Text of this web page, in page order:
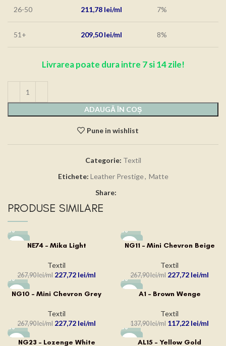
26-50 211,78 lei 7%
51+ 209,50lei 8%
Livrarea poate dura intre 7 si 14 zile!
ADAUGĂ ÎN COȘ
Pune in wishlist
Categorie: Textil
Etichete: Leather Prestige, Matte
Share:
PRODUSE SIMILARE
-15% NE74 – Mika Light
Textil
267,90lei 227,72 lei
-15%
NG11 – Mini Chevron Beige
Textil
267,90lei 227,72 lei
-15%
NG10 – Mini Chevron Grey
Textil
267,90lei 227,72 lei
-15%A1 – Brown Wenge
Textil
137,90lei 117,22 lei
-15%NG23 – Lozenge White -15%AL15 – Yellow Gold